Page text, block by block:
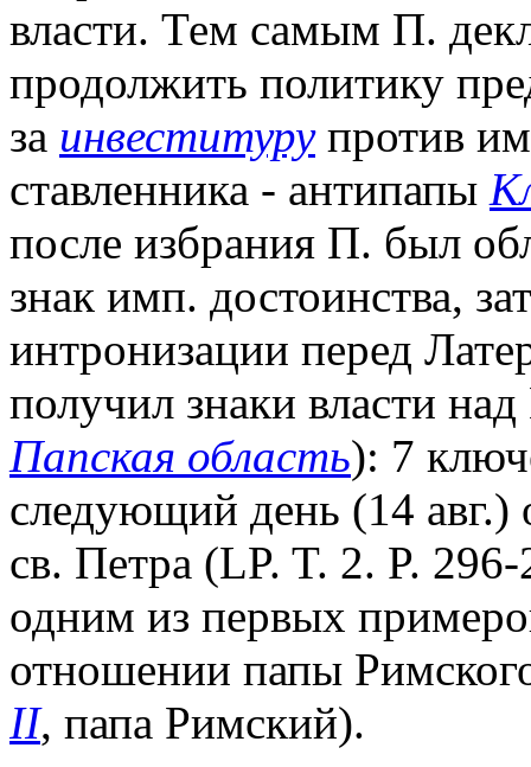
власти. Тем самым П.
продолжить политику
за инвеститурупротив
ставленника - антипапы
после избрания П. был
знак имп. достоинства,
интронизации перед
получил знаки власти
Папская область): 7
следующий день (14 авг.)
св. Петра (LP. T. 2. P.
одним из первых
отношении папы
II, папа Римский).